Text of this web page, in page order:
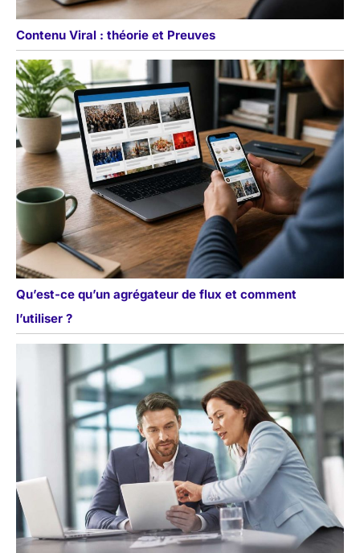
Contenu Viral : théorie et Preuves
Qu’est-ce qu’un agrégateur de flux et comment
l’utiliser ?